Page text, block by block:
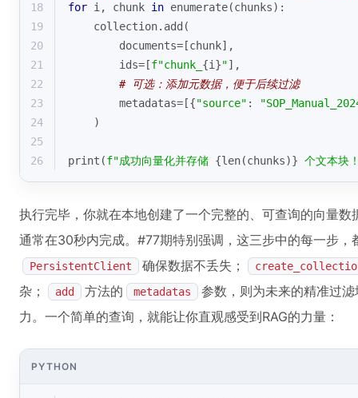
18
for i, chunk in enumerate(chunks):
19
    collection.add(
20
        documents=[chunk],
21
        ids=[
f"chunk_ {i}"],
22
# 可选：添加元数据，便于后续过滤
23
        metadatas=[{
"source" :
24
    )
25
26
print (f"成功向量化并存储 {len(chunks)} 个文本块
执行完毕，你就在本地创建了一个完整的、可查询的向量
通常在30秒内完成。#77期特别强调，这三步中的每一步，
PersistentClient 确保数据不丢失；
杂； add 方法的 metadatas
参数，则为未来的精准过
力。一个简单的查询，就能让你直观感受到RAG的力量：
PYTHON